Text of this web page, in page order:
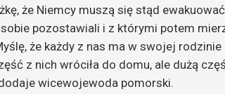
że Niemcy muszą się stąd
pozostawiali i z którymi potem
że każdy z nas ma w swojej rodzinie
z nich wróciła do domu, ale dużą
wicewojewoda pomorski.